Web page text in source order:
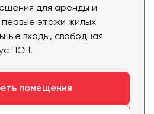
для аренды и
этажи жилых
входы, свободная
ПСН.
помещения